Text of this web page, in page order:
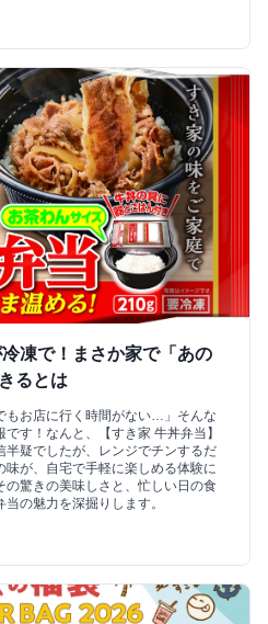
冷凍で！まさか家で「あの
るとは
もお店に行く時間がない…」そんな
す！なんと、【すき家 牛丼弁当】
半疑でしたが、レンジでチンするだ
味が、自宅で手軽に楽しめる体験に
の驚きの美味しさと、忙しい日の食
の魅力を深掘りします。